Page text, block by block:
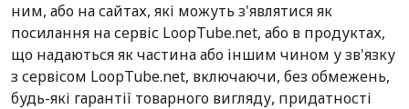
ним, або на сайтах, які можуть з'являтися як
посилання на сервіс LoopTube.net, або в продуктах,
що надаються як частина або іншим чином у зв'язку
з сервісом LoopTube.net, включаючи, без обмежень,
будь-які гарантії товарного вигляду, придатності